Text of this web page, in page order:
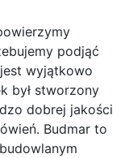
podjąć
wyjątkowo
był stworzony
dobrej jakości
Budmar to